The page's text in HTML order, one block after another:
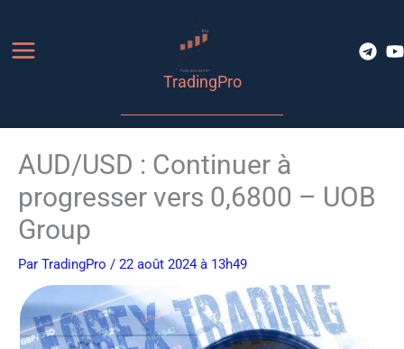
contenu
TradingPro
AUD/USD : Continuer à
progresser vers 0,6800 – UOB
Group
Par TradingPro / 22 août 2024 à 13h49